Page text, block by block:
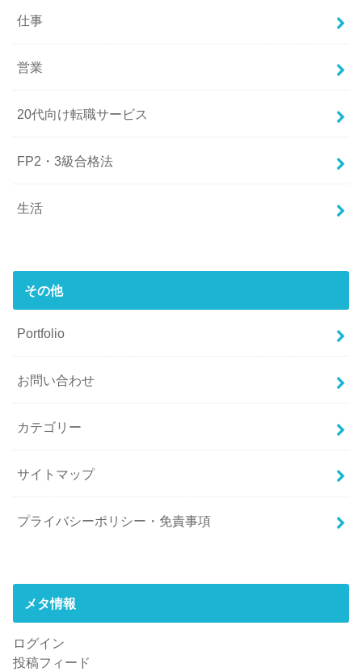
仕事
営業
20代向け転職サービス
FP2・3級合格法
生活
その他
Portfolio
お問い合わせ
カテゴリー
サイトマップ
プライバシーポリシー・免責事項
メタ情報
ログイン
投稿フィード